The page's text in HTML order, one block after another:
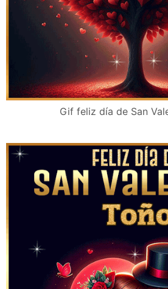
Gif feliz día de San